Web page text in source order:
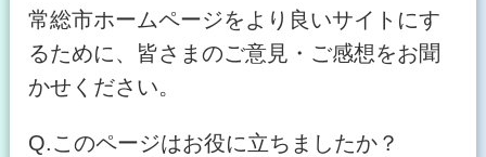
常総市ホームページをより良いサイトにす
るために、皆さまのご意見・ご感想をお聞
かせください。
Q.このページはお役に立ちましたか？